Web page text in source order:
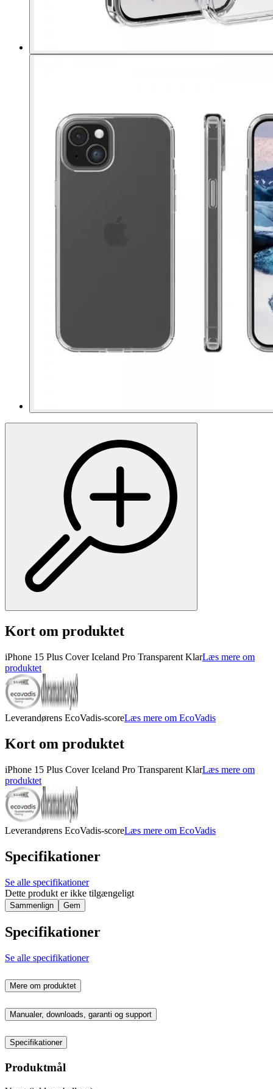
Kort om produktet
iPhone 15 Plus Cover Iceland Pro Transparent KlarLæs mere om
produktet
Leverandørens EcoVadis-scoreLæs mere om EcoVadis
Kort om produktet
iPhone 15 Plus Cover Iceland Pro Transparent KlarLæs mere om
produktet
Leverandørens EcoVadis-scoreLæs mere om EcoVadis
Specifikationer
Se alle specifikationer
Dette produkt er ikke tilgængeligt
Sammenlign Gem
Specifikationer
Se alle specifikationer
Mere om produktet
Manualer, downloads, garanti og support
Specifikationer
Produktmål